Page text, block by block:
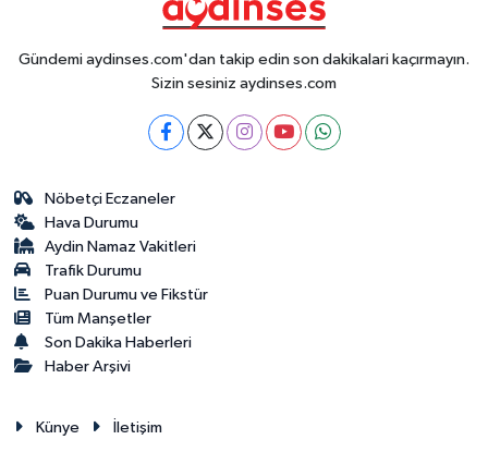
Gündemi aydinses.com'dan takip edin son dakikalari kaçırmayın.
Sizin sesiniz aydinses.com
Nöbetçi Eczaneler
Hava Durumu
Aydin Namaz Vakitleri
Trafik Durumu
Puan Durumu ve Fikstür
Tüm Manşetler
Son Dakika Haberleri
Haber Arşivi
Künye İletişim